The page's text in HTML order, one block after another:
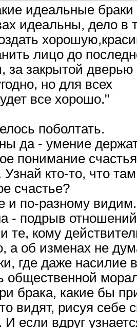
идеальные браки
идеальны, дело в
лицо до
за закрытой
но для всех
все хорошо."
поболтать.
да - умение
понимание
Узнай кто-то, что
счастье?
и по-разному
- подрыв
те, кому
а об изменах не
где даже насилие
общественной
брака, какие бы
видят, рисуя себе
если вдруг